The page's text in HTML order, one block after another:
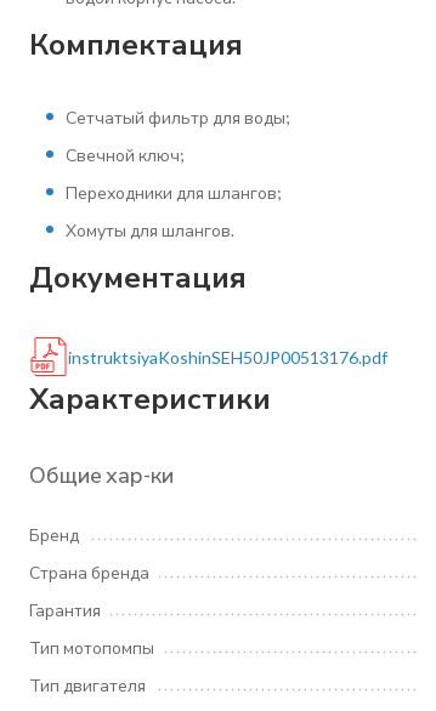
Комплектация
Сетчатый фильтр для воды;
Свечной ключ;
Переходники для шлангов;
Хомуты для шлангов.
Документация
instruktsiyaKoshinSEH50JP00513176.pdf
Характеристики
Общие хар-ки
Бренд
Страна бренда
Гарантия
Тип мотопомпы
Тип двигателя